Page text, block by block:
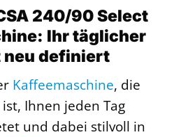
240/90 Select
Ihr täglicher
neu definiert
Kaffeemaschine, die
Ihnen jeden Tag
und dabei stilvoll in